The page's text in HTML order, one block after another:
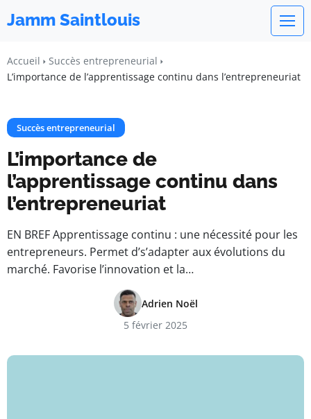
Jamm Saintlouis
Accueil
Succès entrepreneurial
L’importance de l’apprentissage continu dans l’entrepreneuriat
Succès entrepreneurial
L’importance de
l’apprentissage continu dans
l’entrepreneuriat
EN BREF Apprentissage continu : une nécessité pour les
entrepreneurs. Permet d’s’adapter aux évolutions du
marché. Favorise l’innovation et la…
Adrien Noël
5 février 2025